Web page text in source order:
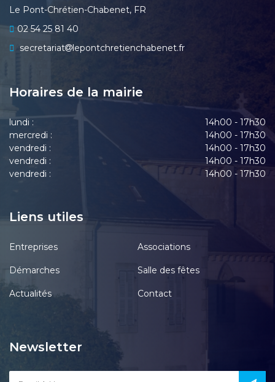
Le Pont-Chrétien-Chabenet, FR
02 54 25 81 40
secretariat
lepontchretienchabenet.fr
Horaires de la mairie
lundi :
14h00 - 17h30
mercredi :
14h00 - 17h30
vendredi :
14h00 - 17h30
vendredi :
14h00 - 17h30
vendredi :
14h00 - 17h30
Liens utiles
Entreprises Associations
Démarches Salle des fêtes
Actualités Contact
Newsletter